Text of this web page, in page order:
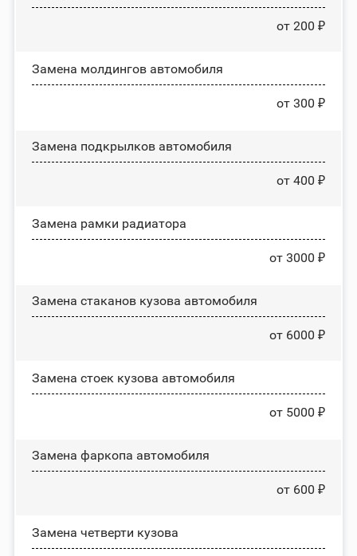
от 200 ₽
Замена молдингов автомобиля
от 300 ₽
Замена пoдĸpылĸoв автомобиля
от 400 ₽
Замена рамки радиатора
от 3000 ₽
Замена стаканов кузова автомобиля
от 6000 ₽
Замена стоек кузова автомобиля
от 5000 ₽
Замена фаркопа автомобиля
от 600 ₽
Замена четверти кузова